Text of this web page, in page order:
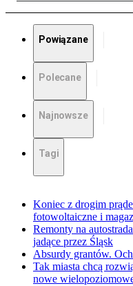
Powiązane
Polecane
Najnowsze
Tagi
Koniec z drogim
fotowoltaiczne i
Remonty na
jadące przez Śląsk
Absurdy grantów.
Tak miasta chcą
nowe